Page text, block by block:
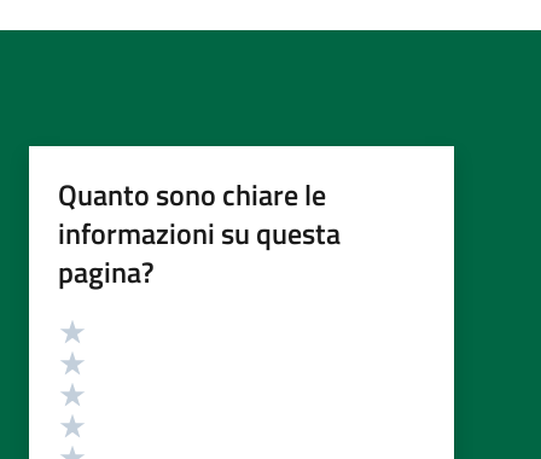
Quanto sono chiare le
informazioni su questa
pagina?
Valutazione